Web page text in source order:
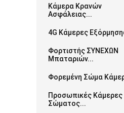
Κάμερα Κρανών
Ασφάλειας...
4G Κάμερες
Φορτιστής ΣΥΝΕΧΩΝ
Μπαταριών...
Φορεμένη Σώμα
Προσωπικές Κάμερες
Σώματος...